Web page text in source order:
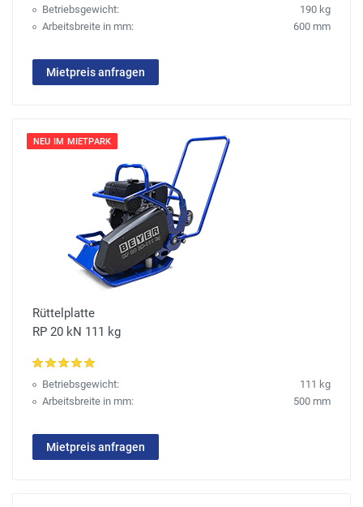
Betriebsgewicht:
190 kg
Arbeitsbreite in mm:
600 mm
Mietpreis anfragen
NEU IM MIETPARK
Rüttelplatte
RP 20 kN 111 kg
Betriebsgewicht:
111 kg
Arbeitsbreite in mm:
500 mm
Mietpreis anfragen